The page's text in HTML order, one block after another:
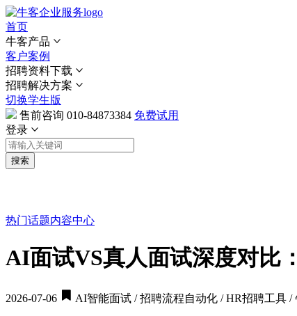
首页
牛客产品
客户案例
招聘资料下载
招聘解决方案
切换学生版
售前咨询 010-84873384 免费试用
登录
搜索
热门话题内容中心
AI面试VS真人面试深度对比
2026-07-06 AI智能面试 / 招聘流程自动化 / HR招聘工具